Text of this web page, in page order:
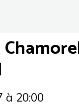
à 20:00